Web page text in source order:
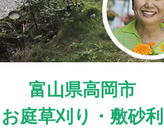
富山県高岡市
お庭草刈り・敷砂利